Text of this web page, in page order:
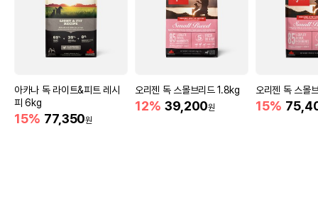
아카나 독 라이트&피트 레시
피 6kg
15% 77,350원
오리젠 독 스몰브리드 1.8kg
12% 39,200원
오리젠 독 스몰
15%